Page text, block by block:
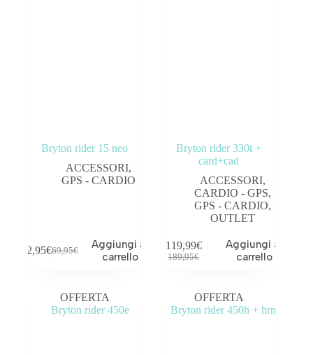
Bryton rider 15 neo
ACCESSORI,
GPS - CARDIO
69,95€
62,95€
Aggiungi al
carrello
Bryton rider 330t +
card+cad
ACCESSORI,
CARDIO - GPS,
GPS - CARDIO,
OUTLET
189,95€
119,99€
Aggiungi al
carrello
OFFERTA OFFERTA